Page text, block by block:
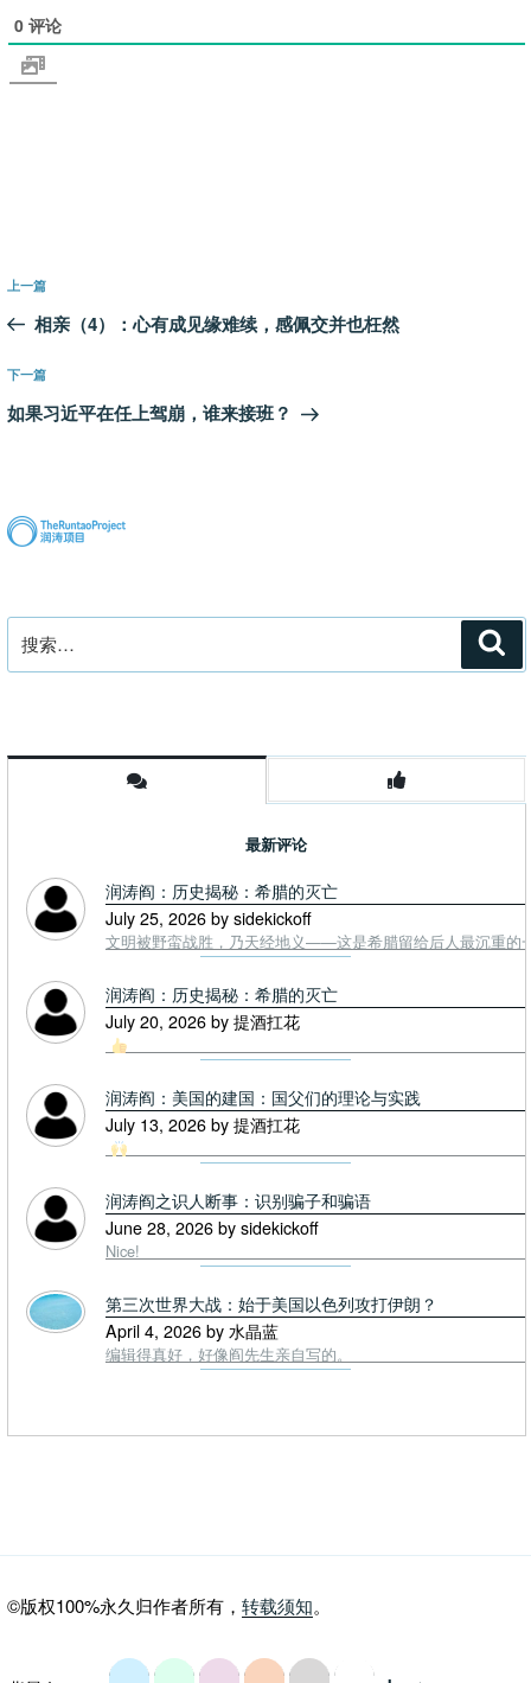
0 评论
文
导
航
上
一
文
章
上一篇
相亲（4）：心有成见缘难续，感佩交并也枉然
下
一
下一篇
如果习近平在任上驾崩，谁来接班？
索：
最新评论
润涛阎：历史揭秘：希腊的灭亡
July 25, 2026 by sidekickoff
文明被野蛮战胜，乃天经地义——这是希腊留给后人最沉重的
润涛阎：历史揭秘：希腊的灭亡
July 20, 2026 by 提酒扛花
润涛阎：美国的建国：国父们的理论与实践
July 13, 2026 by 提酒扛花
润涛阎之识人断事：识别骗子和骗语
June 28, 2026 by sidekickoff
Nice!
第三次世界大战：始于美国以色列攻打伊朗？
April 4, 2026 by 水晶蓝
编辑得真好，好像阎先生亲自写的。
©版权100%永久归作者所有， 转载须知。